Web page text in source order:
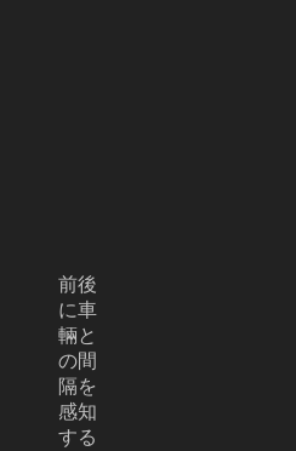
前後
に車
輛と
の間
隔を
感知
する